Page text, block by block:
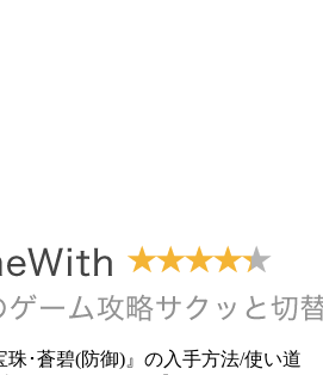
珠･蒼碧(防御)』の入手方法/使い道